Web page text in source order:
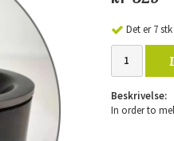
Det er 7
Beskrivelse:
In order to